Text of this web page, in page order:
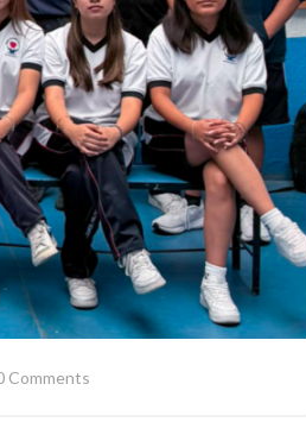
Comments